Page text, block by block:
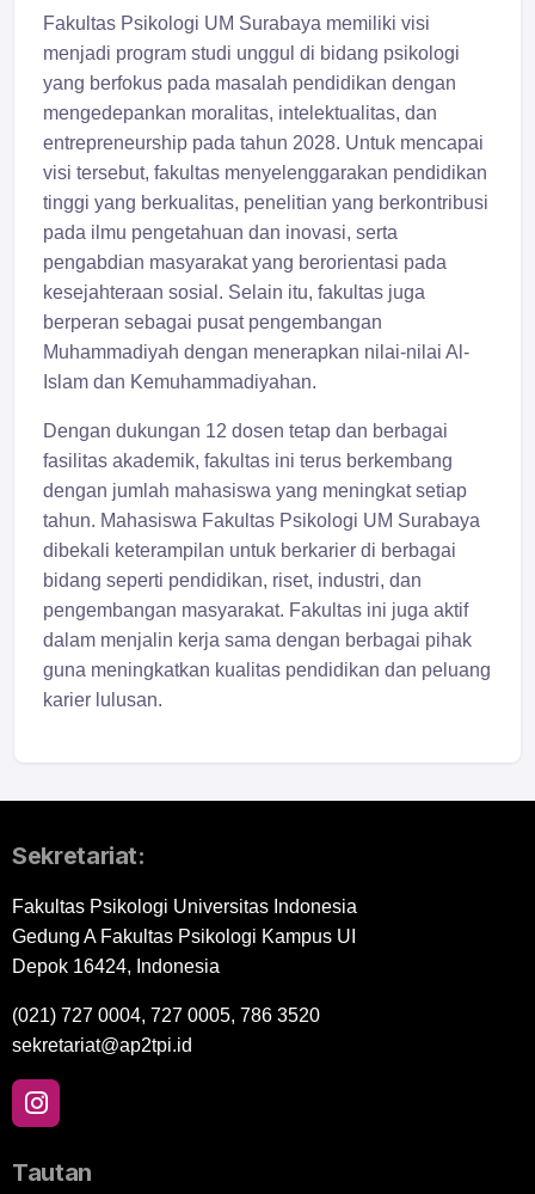
Fakultas Psikologi UM Surabaya memiliki visi
menjadi program studi unggul di bidang psikologi
yang berfokus pada masalah pendidikan dengan
mengedepankan moralitas, intelektualitas, dan
entrepreneurship pada tahun 2028. Untuk mencapai
visi tersebut, fakultas menyelenggarakan pendidikan
tinggi yang berkualitas, penelitian yang berkontribusi
pada ilmu pengetahuan dan inovasi, serta
pengabdian masyarakat yang berorientasi pada
kesejahteraan sosial. Selain itu, fakultas juga
berperan sebagai pusat pengembangan
Muhammadiyah dengan menerapkan nilai-nilai Al-
Islam dan Kemuhammadiyahan.
Dengan dukungan 12 dosen tetap dan berbagai
fasilitas akademik, fakultas ini terus berkembang
dengan jumlah mahasiswa yang meningkat setiap
tahun. Mahasiswa Fakultas Psikologi UM Surabaya
dibekali keterampilan untuk berkarier di berbagai
bidang seperti pendidikan, riset, industri, dan
pengembangan masyarakat. Fakultas ini juga aktif
dalam menjalin kerja sama dengan berbagai pihak
guna meningkatkan kualitas pendidikan dan peluang
karier lulusan.
Sekretariat:
Fakultas Psikologi Universitas Indonesia
Gedung A Fakultas Psikologi Kampus UI
Depok 16424, Indonesia
(021) 727 0004, 727 0005, 786 3520
sekretariat@ap2tpi.id
Tautan